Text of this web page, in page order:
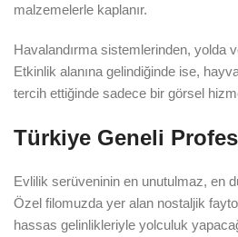
malzemelerle kaplanır.
Havalandırma sistemlerinden, yolda
Etkinlik alanına gelindiğinde ise,
tercih ettiğinde sadece bir görsel
Türkiye Geneli
Evlilik serüveninin en unutulmaz, en
Özel filomuzda yer alan nostaljik
hassas gelinlikleriyle yolculuk